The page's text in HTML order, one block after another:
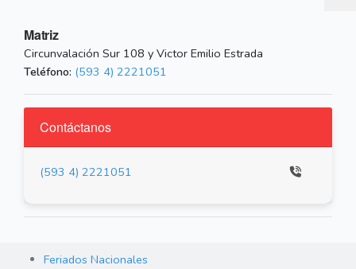
Matriz
Circunvalación Sur 108 y Victor Emilio Estrada
Teléfono: (593 4) 2221051
Contáctanos
(593 4) 2221051
Feriados Nacionales